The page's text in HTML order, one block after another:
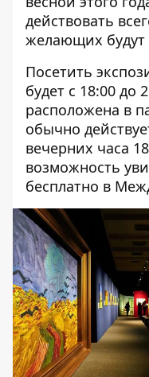
действовать
желающих будут
Посетить
будет с 18:00 до
расположена в
обычно
вечерних часа
возможность
бесплатно в